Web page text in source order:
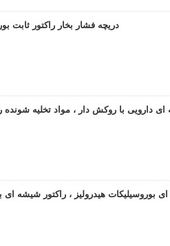
دریچه فشار بخار راکتور ثابت
دارویی با روکش دار ، مواد تخلیه شونده
بوروسیلیکات هیدرولیز ، راکتور شیشه ای